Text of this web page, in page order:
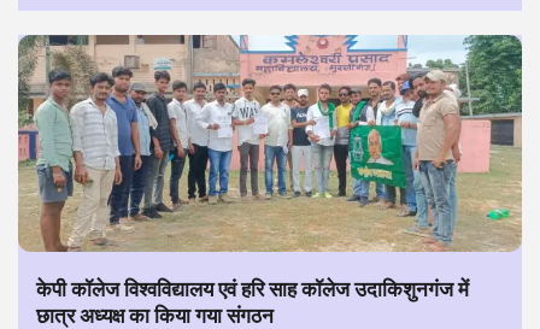
केपी कॉलेज विश्वविद्यालय एवं हरि साह कॉलेज उदाकिशुनगंज में
छात्र अध्यक्ष का किया गया संगठन